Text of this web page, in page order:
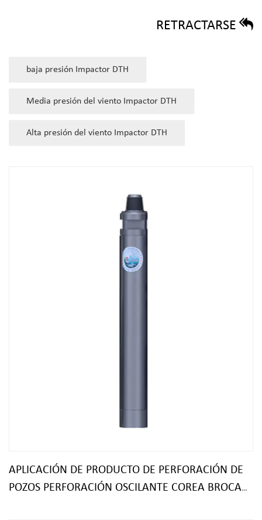
RETRACTARSE
baja presión Impactor DTH
Media presión del viento Impactor DTH
Alta presión del viento Impactor DTH
APLICACIÓN DE PRODUCTO DE PERFORACIÓN DE
POZOS PERFORACIÓN OSCILANTE COREA BROCA